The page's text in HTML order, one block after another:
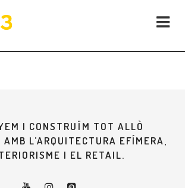
I CONSTRUÏM TOT ALLÒ
L’ARQUITECTURA EFÍMERA,
I EL RETAIL.